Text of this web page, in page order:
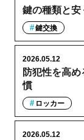
鍵の種類と安
鍵交換
防犯性を高
慣
2026.05.12
ロッカー
2026.05.12